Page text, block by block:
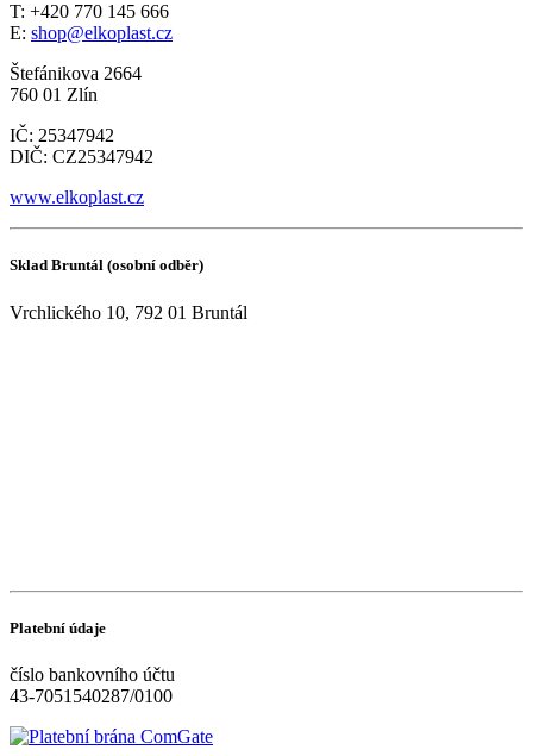
T: +420 770 145 666
E: shop@elkoplast.cz
Štefánikova 2664
760 01 Zlín
IČ: 25347942
DIČ: CZ25347942
www.elkoplast.cz
Sklad Bruntál (osobní odběr)
Vrchlického 10, 792 01 Bruntál
Platební údaje
číslo bankovního účtu
43-7051540287/0100